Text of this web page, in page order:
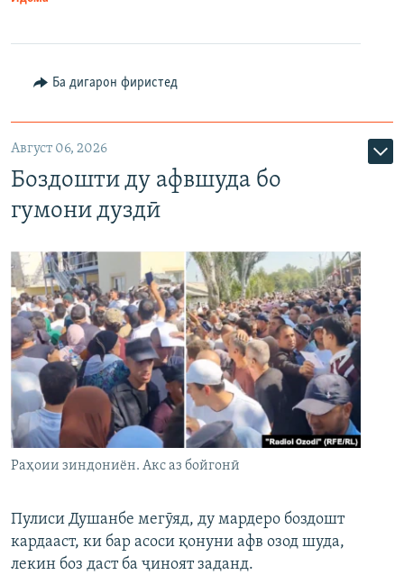
Ба дигарон фиристед
Август 06, 2026
Боздошти ду афвшуда бо
гумони дуздӣ
Раҳоии зиндониён. Акс аз бойгонӣ
Пулиси Душанбе мегӯяд, ду мардеро боздошт
кардааст, ки бар асоси қонуни афв озод шуда,
лекин боз даст ба ҷиноят заданд.